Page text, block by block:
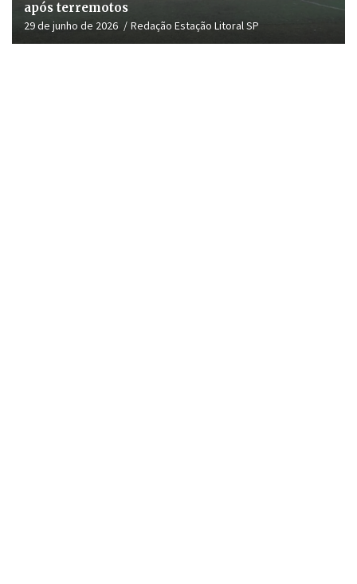
após terremotos
29 de junho de 2026 Redação Estação Litoral SP